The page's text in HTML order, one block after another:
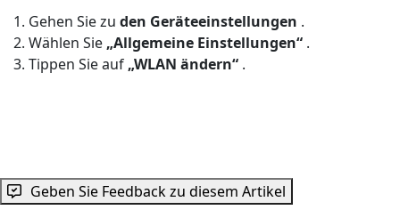
Gehen Sie zu den Geräteeinstellungen .
Wählen Sie „Allgemeine Einstellungen“ .
Tippen Sie auf „WLAN ändern“ .
Geben Sie Feedback zu diesem Artikel